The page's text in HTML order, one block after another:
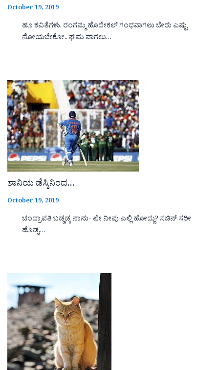
October 19, 2019
ಹೂ ಕವಿತೆಗಳು. ರಂಗಮ್ಮ ಹೊದೇಕಲ್ ಗಂಧವಾಗಲು ಬೇರು ಎಷ್ಟು
ನೋಯಬೇಕೋ.. ಘಮ ವಾಗಲು…
ಶಾನಿಯ ಡೆಸ್ಕಿನಿಂದ…
October 19, 2019
ಚಂದ್ರಾವತಿ ಬಡ್ಡಡ್ಕ ನಾನು- ಛೇ ನೀವು ಎಲ್ಲಿ ಹೋದ್ದು? ಸಚಿನ್ ಸರೀ
ಹೊಡ್ದ,…